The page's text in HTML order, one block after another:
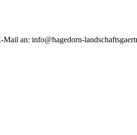
an: info@hagedorn-